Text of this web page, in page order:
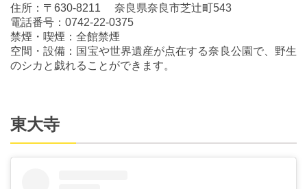
住所：〒630-8211 奈良県奈良市芝辻町543
電話番号：0742-22-0375
禁煙・喫煙：全館禁煙
空間・設備：国宝や世界遺産が点在する奈良公園で、野生
のシカと戯れることができます。
東大寺